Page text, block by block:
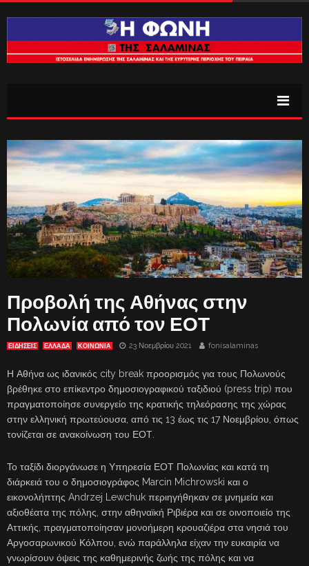
Προβολή της Αθήνας στην
Πολωνία από τον ΕΟΤ
ΕΙΔΗΣΕΙΣ ΕΛΛΑΔΑ ΚΟΙΝΩΝΙΑ 23 Νοεμβρίου 2021 fonisalaminas
Η Αθήνα ως ιδανικός city break προορισμός για τους Πολωνούς
βρέθηκε στο επίκεντρο δημοσιογραφικού ταξιδιού (press trip) που
πραγματοποίησε συνεργείο της κρατικής τηλεόρασης της χώρας
στην ελληνική πρωτεύουσα, από τις 13 έως τις 17 Νοεμβρίου, όπως
τονίζεται σε ανακοίνωση του ΕΟΤ.
Το ταξίδι διοργάνωσε η Υπηρεσία ΕΟΤ Πολωνίας και κατά τη
διάρκειά του ο δημοσιογράφος Marcin Michrowski και ο
εικονολήπτης Andrzej Lewchuk περιηγήθηκαν σε μνημεία και
αξιοθέατα της πόλης, στην αθηναϊκή Ριβιέρα και σε οινοποιείο της
Αττικής, πραγματοποίησαν μονοήμερη κρουαζιέρα στα νησιά του
Αργοσαρωνικού Κόλπου, ενώ παράλληλα είχαν την ευκαιρία να
γνωρίσουν όψεις της καθημερινής ζωής της πόλης και να